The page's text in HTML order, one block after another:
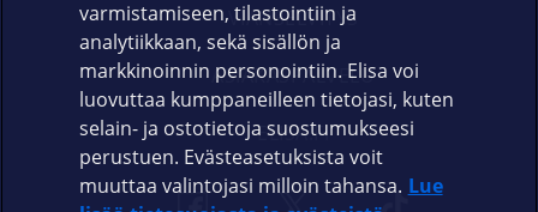
VIANSELVITYS
ASIAKASPALVELU
ELISA.FI
varmistamiseen, tilastointiin ja
analytiikkaan, sekä sisällön ja
markkinoinnin personointiin. Elisa voi
luovuttaa kumppaneilleen tietojasi, kuten
selain- ja ostotietoja suostumukseesi
perustuen. Evästeasetuksista voit
muuttaa valintojasi milloin tahansa. Lue